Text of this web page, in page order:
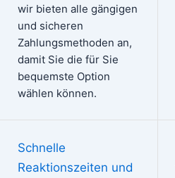
wir bieten alle gängigen
und sicheren
Zahlungsmethoden an,
damit Sie die für Sie
bequemste Option
wählen können.
Schnelle
Reaktionszeiten und